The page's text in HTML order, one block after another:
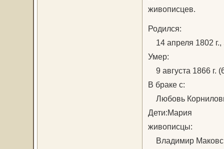
живописцев.
Родился:
14 апреля 1802 г.,
Умер:
9 августа 1866 г.
В браке с:
Любовь
Дети:Мария
живописцы:
Владимир